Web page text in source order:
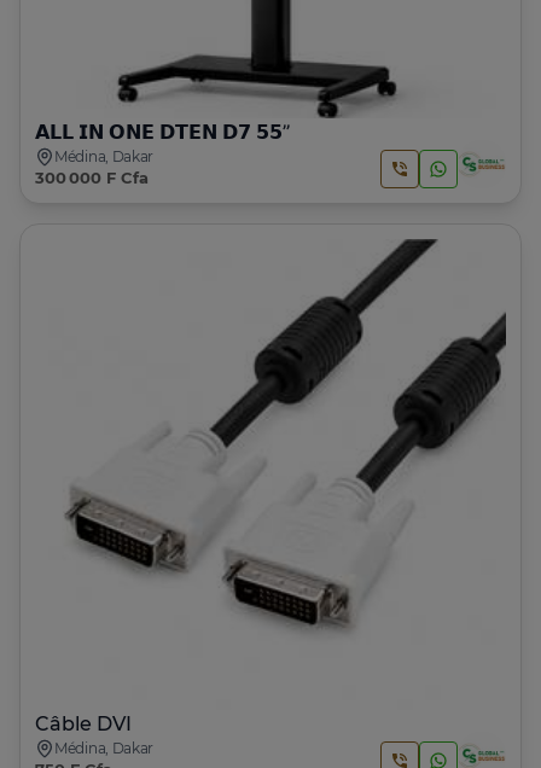
𝗔𝗟𝗟 𝗜𝗡 𝗢𝗡𝗘 𝗗𝗧𝗘𝗡 𝗗𝟳 𝟱𝟱’’
Médina, Dakar
300 000 F Cfa
Câble DVI
Médina, Dakar